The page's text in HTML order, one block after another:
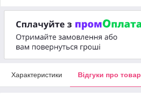
Характеристики Відгуки про товар